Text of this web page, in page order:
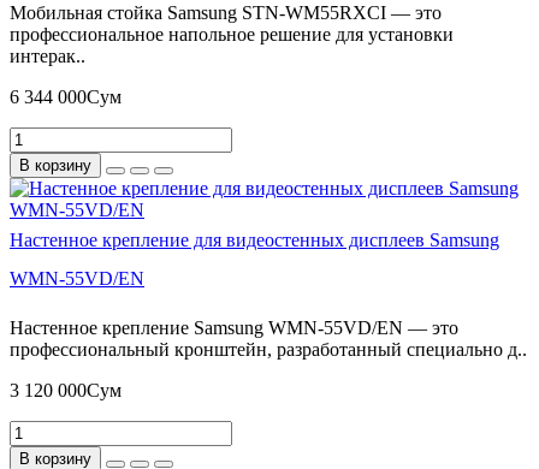
Мобильная стойка Samsung STN-WM55RXCI — это
профессиональное напольное решение для установки
интерак..
6 344 000Сум
В корзину
Настенное крепление для видеостенных дисплеев Samsung
WMN-55VD/EN
Настенное крепление Samsung WMN-55VD/EN — это
профессиональный кронштейн, разработанный специально д..
3 120 000Сум
В корзину